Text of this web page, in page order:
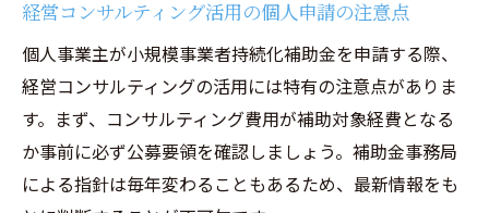
経営コンサルティング活用の個人申請の注意点
個人事業主が小規模事業者持続化補助金を申請する際、
経営コンサルティングの活用には特有の注意点がありま
す。まず、コンサルティング費用が補助対象経費となる
か事前に必ず公募要領を確認しましょう。補助金事務局
による指針は毎年変わることもあるため、最新情報をも